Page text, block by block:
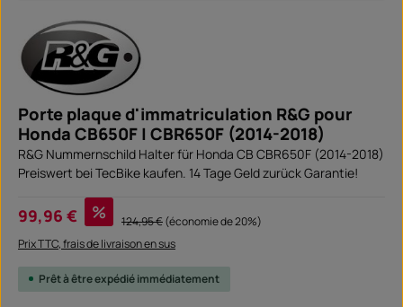
Porte plaque d'immatriculation R&G pour
Honda CB650F | CBR650F (2014-2018)
R&G Nummernschild Halter für Honda CB CBR650F (2014-2018)
Preiswert bei TecBike kaufen. 14 Tage Geld zurück Garantie!
Prix de vente :
99,96 € % Prix régulier :
124,95 €(économie de 20%)
Prix TTC, frais de livraison en sus
Prêt à être expédié immédiatement